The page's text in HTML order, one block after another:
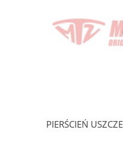
PIERŚCIEŃ